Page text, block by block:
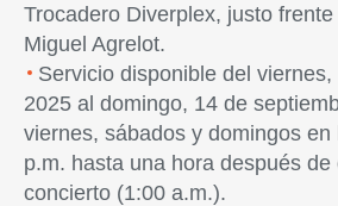
Trocadero Diverplex, justo
Miguel Agrelot.
Servicio disponible del
2025 al domingo, 14 de
viernes, sábados y domingos
p.m. hasta una hora después de
concierto (1:00 a.m.).